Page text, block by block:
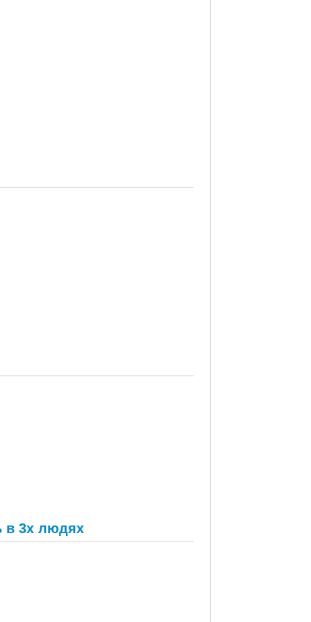
в 3х людях